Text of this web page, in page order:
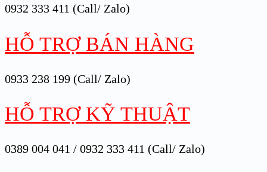
0932 333 411 (Call/ Zalo)
HỖ TRỢ BÁN HÀNG
0933 238 199 (Call/ Zalo)
HỖ TRỢ KỸ THUẬT
0389 004 041 / 0932 333 411 (Call/ Zalo)